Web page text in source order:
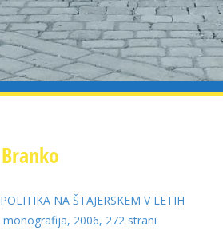
NA ŠTAJERSKEM V LETIH
monografija, 2006, 272 strani